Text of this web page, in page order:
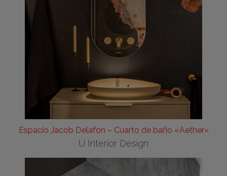
Espacio Jacob Delafon – Cuarto de baño «Aether»
U Interior Design